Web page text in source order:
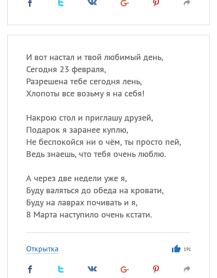
И вот настал и твой любимый день,
Сегодня 23 февраля,
Разрешена тебе сегодня лень,
Хлопоты все возьму я на себя!
Накрою стол и приглашу друзей,
Подарок я заранее куплю,
Не беспокойся ни о чём, ты просто пей,
Ведь знаешь, что тебя очень люблю.
А через две недели уже я,
Буду валяться до обеда на кровати,
Буду на лаврах почивать и я,
8 Марта наступило очень кстати.
Открытка 191